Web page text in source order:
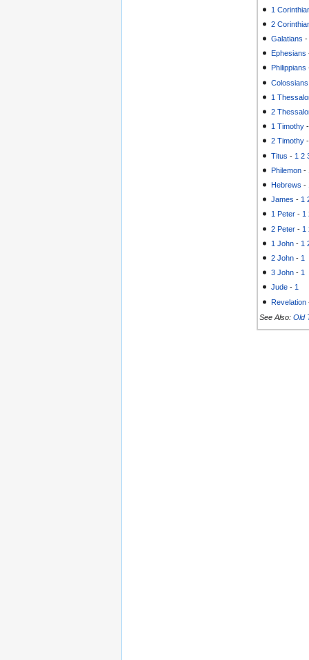
1
2
Galatians
Ephesians
Philippians
Colossians
1
2
1 Timothy
2 Timothy
Titus - 1 2
Philemon -
Hebrews -
James - 1
1 Peter -1
2 Peter - 1
1 John - 1
2 John - 1
3 John - 1
Jude -1
Revelation
See Also: Old